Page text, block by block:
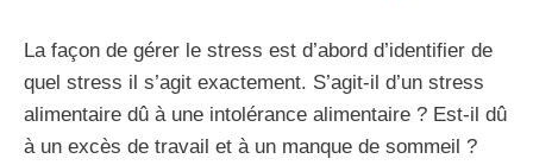
La façon de gérer le stress est d’abord d’identifier de
quel stress il s’agit exactement. S’agit-il d’un stress
alimentaire dû à une intolérance alimentaire ? Est-il dû
à un excès de travail et à un manque de sommeil ?